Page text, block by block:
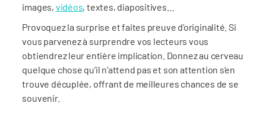
images, vidéos, textes, diapositives…
Provoquez la surprise et faites preuve d’originalité. Si
vous parvenez à surprendre vos lecteurs vous
obtiendrez leur entière implication. Donnez au cerveau
quelque chose qu’il n’attend pas et son attention s’en
trouve décuplée, offrant de meilleures chances de se
souvenir.